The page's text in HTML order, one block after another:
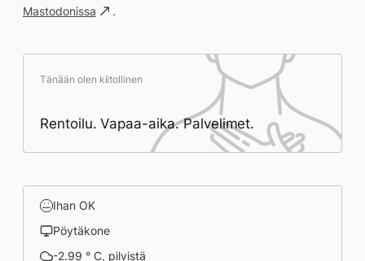
Mastodonissa
.
Tänään olen kiitollinen
Rentoilu. Vapaa-aika. Palvelimet.
Ihan OK
Pöytäkone
-2.99 ° C, pilvistä